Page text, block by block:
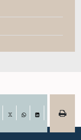
Facebook